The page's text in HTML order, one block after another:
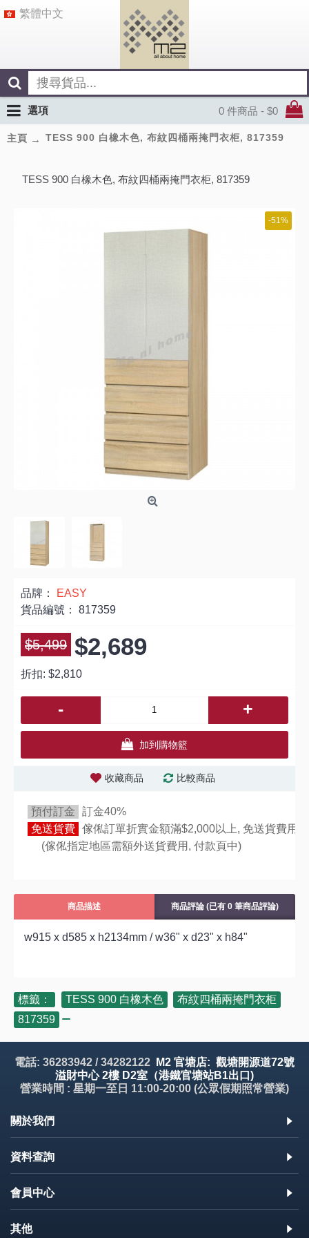
繁體中文
0 件商品 - $0
選項
主頁 TESS 900 白橡木色, 布紋四桶兩掩門衣柜, 817359
TESS 900 白橡木色, 布紋四桶兩掩門衣柜, 817359
-51%
品牌：
EASY
貨品編號： 817359
$5,499 $2,689
折扣: $2,810
- +
加到購物籃
收藏商品 比較商品
預付訂金
訂金40%
免送貨費 傢俬訂單折實金額滿$2,000以上, 免送貨費用,
(傢俬指定地區需額外送貨費用, 付款頁中)
商品描述 商品評論 (已有 0 筆商品評論)
w915 x d585 x h2134mm / w36" x d23" x h84"
標籤： TESS 900 白橡木色 布紋四桶兩掩門衣柜
817359
電話: 36283942 / 34282122
M2 官塘店: 觀塘開源道72號
溢財中心 2樓 D2室（港鐵官塘站B1出口)
營業時間 : 星期一至日 11:00-20:00 (公眾假期照常營業)
關於我們
資料查詢
會員中心
其他